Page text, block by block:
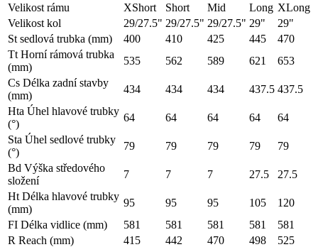
Velikost rámu XShort Short Mid Long XLong
Velikost kol
29/27.5" 29/27.5" 29/27.5" 29"
29"
St sedlová trubka (mm)
400 410 425 445
470
Tt Horní rámová trubka
(mm)
535 562 589 621
653
Cs Délka zadní stavby
(mm)
434 434 434 437.5 437.5
Hta Úhel hlavové trubky
(°)
64 64 64 64
64
Sta Úhel sedlové trubky
(°)
79 79 79 79
79
Bd Výška středového
složení
7 7 7 27.5
27.5
Ht Délka hlavové trubky
(mm)
95 95 95 105
120
FI Délka vidlice (mm)
581 581 581 581
581
R Reach (mm)
415 442 470 498
525